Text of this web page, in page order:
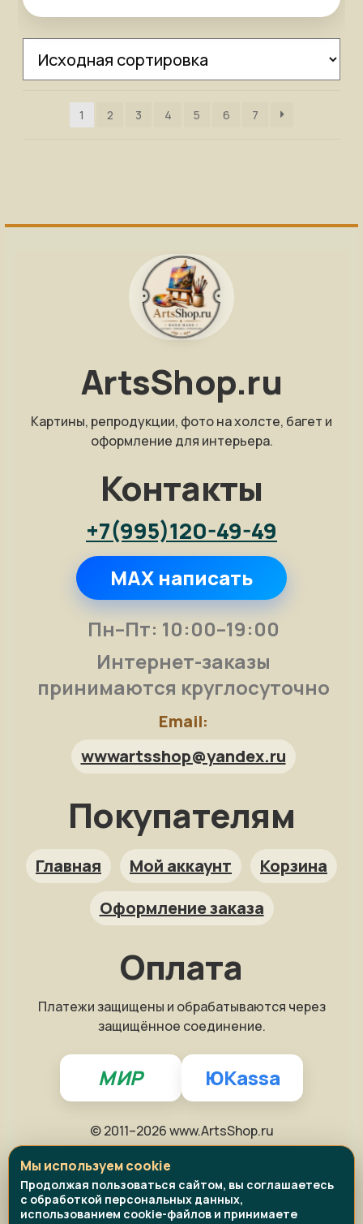
1 2 3 4 5 6 7
ArtsShop.ru
Картины, репродукции, фото на холсте, багет и
оформление для интерьера.
Контакты
+7(995)120-49-49
MAX написать
Пн–Пт: 10:00–19:00
Интернет-заказы
принимаются круглосуточно
Email:
wwwartsshop@yandex.ru
Покупателям
Главная Мой аккаунт
Корзина
Оформление заказа
Оплата
Платежи защищены и обрабатываются через
защищённое соединение.
МИР ЮKassa
© 2011–2026 www.ArtsShop.ru
Политика конфиденциальности
Политика возврата
Публичная оферта
Арт-помощница
ArtsShop.ru
Репродукция на заказ
Фото на холсте
Живопись в наличии Репродукции
Фото на холсте
Написать в MAX
Мы используем cookie
Продолжая пользоваться сайтом, вы соглашаетесь
с обработкой персональных данных,
использованием cookie-файлов и принимаете